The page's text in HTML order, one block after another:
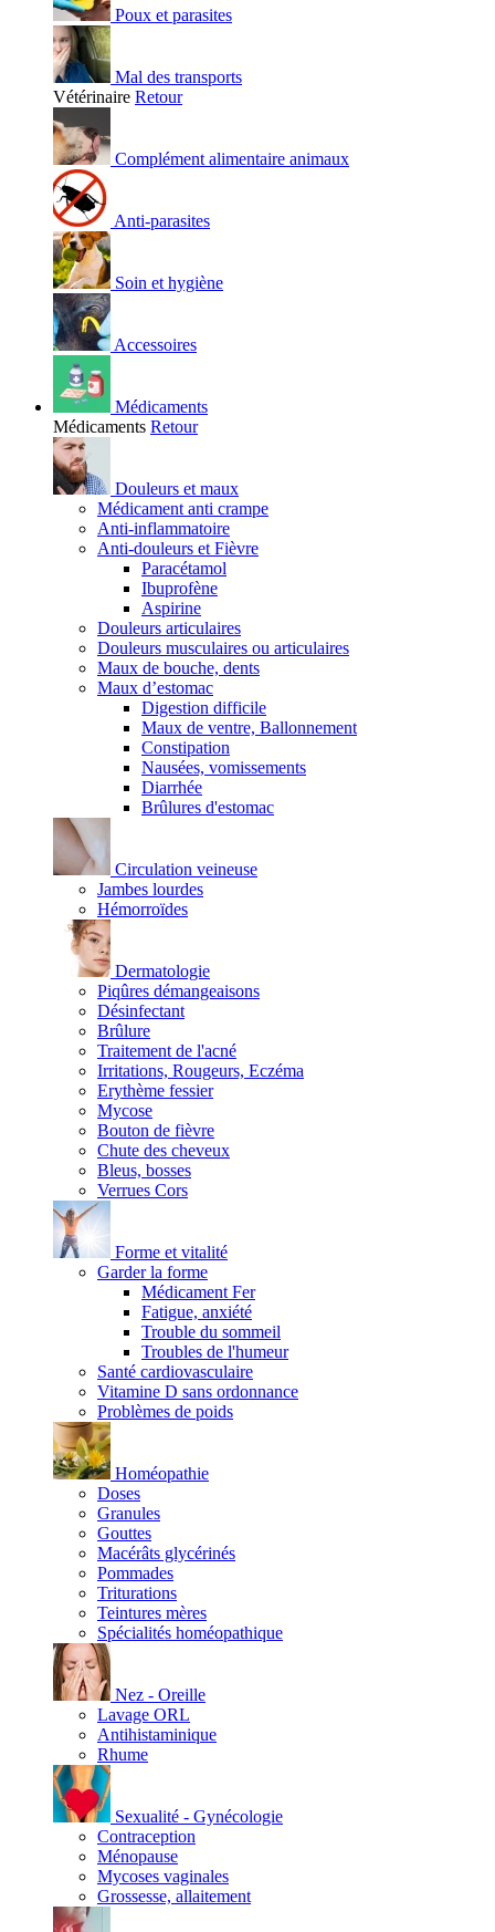
Poux et parasites
Mal des transports
Vétérinaire Retour
Complément alimentaire animaux
Anti-parasites
Soin et hygiène
Accessoires
Médicaments
Médicaments Retour
Douleurs et maux
Médicament anti crampe
Anti-inflammatoire
Anti-douleurs et Fièvre
Paracétamol
Ibuprofène
Aspirine
Douleurs articulaires
Douleurs musculaires ou articulaires
Maux de bouche, dents
Maux d’estomac
Digestion difficile
Maux de ventre, Ballonnement
Constipation
Nausées, vomissements
Diarrhée
Brûlures d'estomac
Circulation veineuse
Jambes lourdes
Hémorroïdes
Dermatologie
Piqûres démangeaisons
Désinfectant
Brûlure
Traitement de l'acné
Irritations, Rougeurs, Eczéma
Erythème fessier
Mycose
Bouton de fièvre
Chute des cheveux
Bleus, bosses
Verrues Cors
Forme et vitalité
Garder la forme
Médicament Fer
Fatigue, anxiété
Trouble du sommeil
Troubles de l'humeur
Santé cardiovasculaire
Vitamine D sans ordonnance
Problèmes de poids
Homéopathie
Doses
Granules
Gouttes
Macérâts glycérinés
Pommades
Triturations
Teintures mères
Spécialités homéopathique
Nez - Oreille
Lavage ORL
Antihistaminique
Rhume
Sexualité - Gynécologie
Contraception
Ménopause
Mycoses vaginales
Grossesse, allaitement